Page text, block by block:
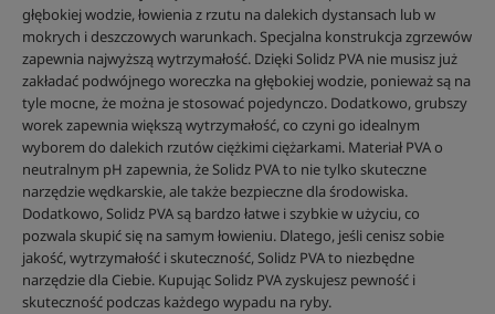
głębokiej wodzie, łowienia z rzutu na dalekich dystansach lub w
mokrych i deszczowych warunkach. Specjalna konstrukcja zgrzewów
zapewnia najwyższą wytrzymałość. Dzięki Solidz PVA nie musisz już
zakładać podwójnego woreczka na głębokiej wodzie, ponieważ są na
tyle mocne, że można je stosować pojedynczo. Dodatkowo, grubszy
worek zapewnia większą wytrzymałość, co czyni go idealnym
wyborem do dalekich rzutów ciężkimi ciężarkami. Materiał PVA o
neutralnym pH zapewnia, że Solidz PVA to nie tylko skuteczne
narzędzie wędkarskie, ale także bezpieczne dla środowiska.
Dodatkowo, Solidz PVA są bardzo łatwe i szybkie w użyciu, co
pozwala skupić się na samym łowieniu. Dlatego, jeśli cenisz sobie
jakość, wytrzymałość i skuteczność, Solidz PVA to niezbędne
narzędzie dla Ciebie. Kupując Solidz PVA zyskujesz pewność i
skuteczność podczas każdego wypadu na ryby.